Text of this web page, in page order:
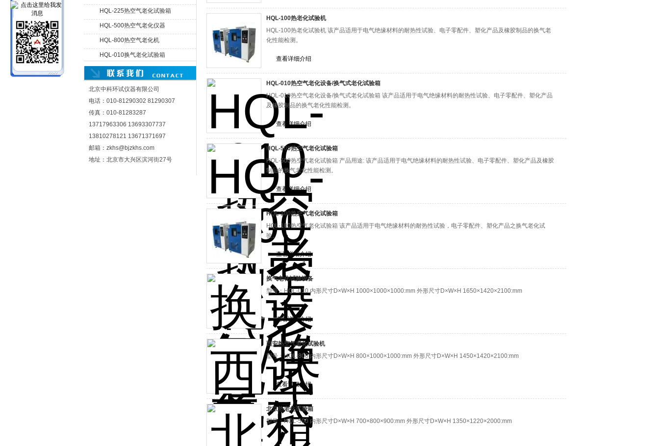
北京中科环试仪器有限公司
HQL-225热空气老化试验箱
HQL-500热空气老化仪器
HQL-800热空气老化机
HQL-010换气老化试验箱
北京中科环试仪器有限公司
电话：010-81290302 81290307
传真：010-81283287
13717963306 13693307737
13810278121 13671371697
邮箱：zkhs@bjzkhs.com
地址：北京市大兴区滨河街27号
HQL-100热老化试验机
HQL-100热老化试验机 该产品适用于电气绝缘材料的耐热性试验、电子零配件、塑化产品及橡胶制品的换气老
化性能检测。
查看详细介绍
HQL-010热空气老化设备/换气式老化试验箱
HQL-010热空气老化设备/换气式老化试验箱 该产品适用于电气绝缘材料的耐热性试验、电子零配件、塑化产品
及橡胶制品的换气老化性能检测。
查看详细介绍
HQL-500热空气老化试验箱
HQL-500热空气老化试验箱 产品用途: 该产品适用于电气绝缘材料的耐热性试验、电子零配件、塑化产品及橡胶
制品的换气老化性能检测。
查看详细介绍
HQL-100热空气老化试验箱
HQL-100热空气老化试验箱 该产品适用于电气绝缘材料的耐热性试验，电子零配件、塑化产品之换气老化试
验。
查看详细介绍
换气老化试验设备
型号：HQL-010 内形尺寸D×W×H 1000×1000×1000:mm 外形尺寸D×W×H 1650×1420×2100:mm
查看详细介绍
西安热空气老化试验机
型号：HQL-800 内形尺寸D×W×H 800×1000×1000:mm 外形尺寸D×W×H 1450×1420×2100:mm
查看详细介绍
北京热老化试验箱
型号：HQL-500 内形尺寸D×W×H 700×800×900:mm 外形尺寸D×W×H 1350×1220×2000:mm